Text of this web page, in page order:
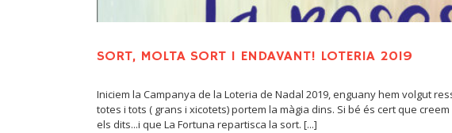
SORT, MOLTA SORT I ENDAVANT! LOTERIA 2019
Iniciem la Campanya de la Loteria de Nadal 2019, enguany hem volgut
totes i tots ( grans i xicotets) portem la màgia dins. Si bé és cert que
els dits...i que La Fortuna repartisca la sort. [...]